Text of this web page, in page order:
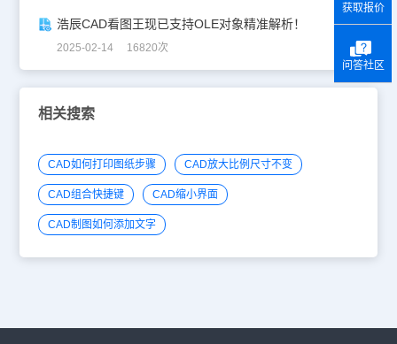
浩辰CAD看图王现已支持OLE对象精准解析！
2025-02-14 16820次
相关搜索
CAD如何打印图纸步骤 CAD放大比例尺寸不变
CAD组合快捷键 CAD缩小界面
CAD制图如何添加文字
获取报价
问答社区